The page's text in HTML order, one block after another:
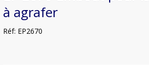
à agrafer
Réf: EP2670